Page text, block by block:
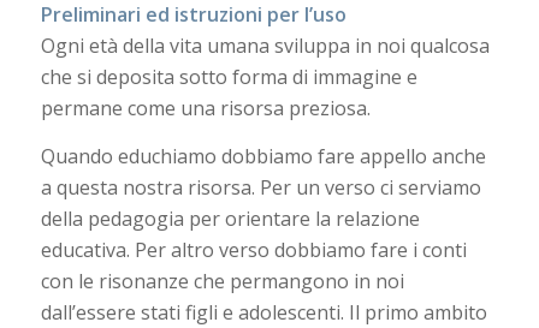
Preliminari ed istruzioni per l’uso
Ogni età della vita umana sviluppa in noi qualcosa
che si deposita sotto forma di immagine e
permane come una risorsa preziosa.
Quando educhiamo dobbiamo fare appello anche
a questa nostra risorsa. Per un verso ci serviamo
della pedagogia per orientare la relazione
educativa. Per altro verso dobbiamo fare i conti
con le risonanze che permangono in noi
dall’essere stati figli e adolescenti. Il primo ambito